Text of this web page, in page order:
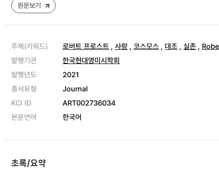
원문보기
주제(키워드) 로버트 프로스트 , 사랑 , 코스모스 , 대조 , 실존 ,
발행기관
한국현대영미시학회
발행년도
2021
총서유형
Journal
KCI ID
ART002736034
본문언어
한국어
초록/요약